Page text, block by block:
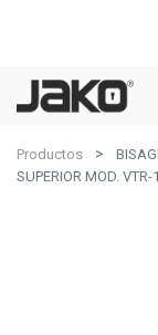
Productos
SUPERIOR MOD. VTR-